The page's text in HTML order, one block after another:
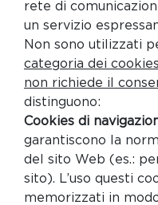
rete di
un servizio
Non sono utilizzati
categoria dei
non richiede il
distinguono:
Cookies di
garantiscono la
del sito Web (es.:
sito). L’uso questi
memorizzati in